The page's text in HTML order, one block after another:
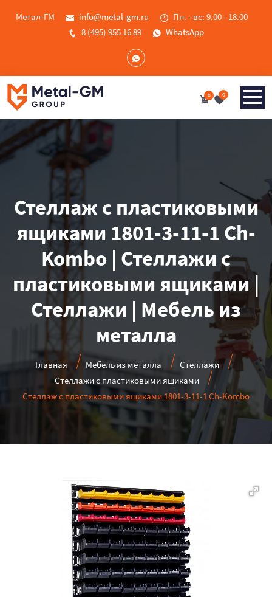
Метал-ГМ info@metal-gm.ru
Пн. - вс: 9.00 - 18.00
8 (495) 955 16 89
WhatsApp
0 0
Стеллаж с пластиковыми
ящиками 1801-3-11-1 Ch-
Kombo | Стеллажи с
пластиковыми ящиками |
Стеллажи | Мебель из
металла
Главная Мебель из металла
Стеллажи
Стеллажи с пластиковыми ящиками
Стеллаж с пластиковыми ящиками 1801-3-11-1 Ch-Kombo